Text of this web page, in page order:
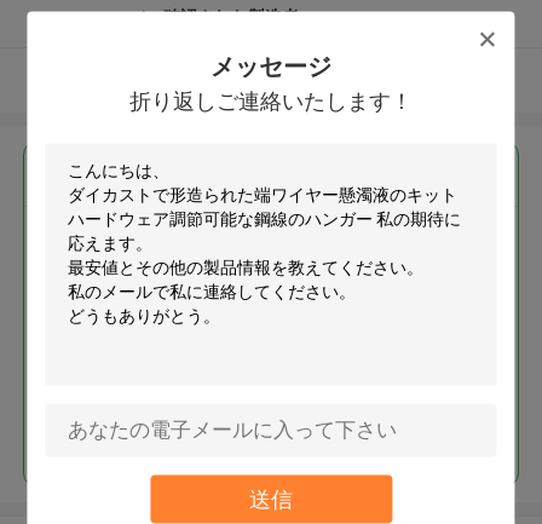
メッセージ
折り返しご連絡いたします！
送信
確認された製造者
多くを見て下さい
ヤー懸濁液のキット ハードウェ
ア調節可能な鋼線のハンガー
続行